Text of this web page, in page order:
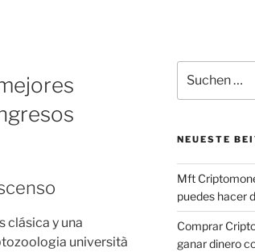
clásica y una
università
nach:
NEUESTE
Mft
puedes hacer
Comprar
ganar dinero